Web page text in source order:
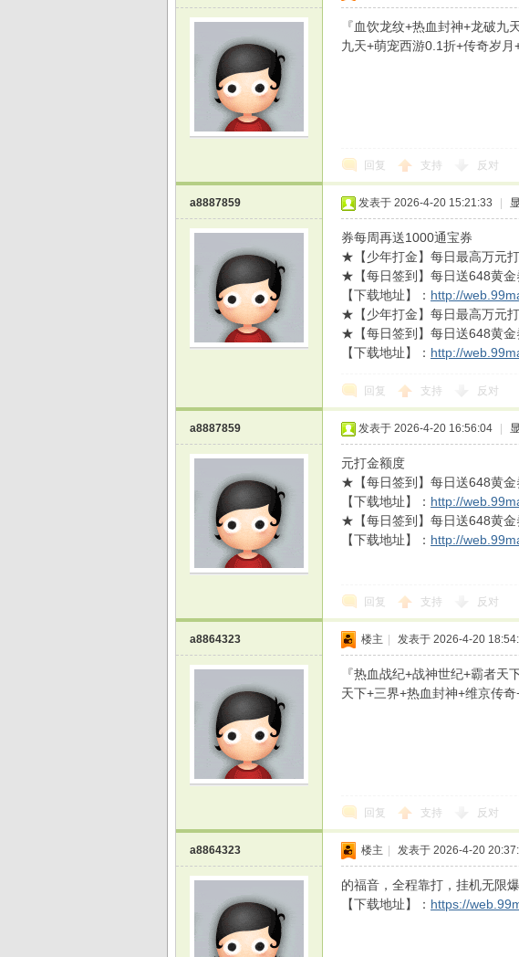
『血饮龙纹+热血封神+龙破
九天+萌宠西游0.1折+传奇岁
回复 支持 反对
a8887859 发表于 2026-4-20 15:21:33
券每周再送1000通宝券
★【少年打金】每日最高万元
★【每日签到】每日送648黄
【下载地址】： http://
★【少年打金】每日最高万元
★【每日签到】每日送648黄
【下载地址】： http://
回复 支持 反对
a8887859 发表于 2026-4-20 16:56:04
元打金额度
★【每日签到】每日送648黄
【下载地址】： http://
★【每日签到】每日送648黄
【下载地址】： http://
回复 支持 反对
a8864323 楼主 发表于 2026-4-20
『热血战纪+战神世纪+霸者
天下+三界+热血封神+维京传
回复 支持 反对
a8864323 楼主 发表于 2026-4-20
的福音，全程靠打，挂机无限爆
【下载地址】： https://